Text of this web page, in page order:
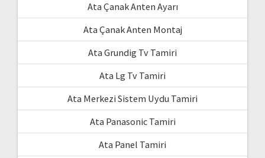
Ata Çanak Anten Ayarı
Ata Çanak Anten Montaj
Ata Grundig Tv Tamiri
Ata Lg Tv Tamiri
Ata Merkezi Sistem Uydu Tamiri
Ata Panasonic Tamiri
Ata Panel Tamiri